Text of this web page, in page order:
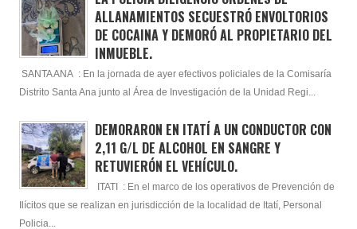
ALLANAMIENTOS SECUESTRÓ ENVOLTORIOS
DE COCAINA Y DEMORÓ AL PROPIETARIO DEL
INMUEBLE.
SANTA ANA : En la jornada de ayer efectivos policiales de la Comisaría
Distrito Santa Ana junto al Área de Investigación de la Unidad Regi...
DEMORARON EN ITATÍ A UN CONDUCTOR CON
2,11 G/L DE ALCOHOL EN SANGRE Y
RETUVIERÓN EL VEHÍCULO.
ITATI : En el marco de los operativos de Prevención de
Ilícitos que se realizan en jurisdicción de la localidad de Itatí, Personal
Policia...